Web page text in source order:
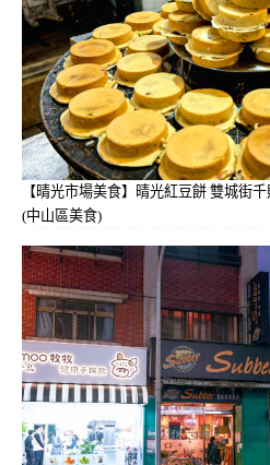
【晴光市場美食】晴光紅豆餅 雙城街
(中山區美食)